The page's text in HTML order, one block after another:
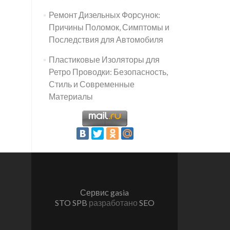
Ремонт Дизельных Форсунок:
Причины Поломок, Симптомы и
Последствия для Автомобиля
Пластиковые Изоляторы для
Ретро Проводки: Безопасность,
Стиль и Современные
Материалы
Сервис gasia
STO SPB разработано SEO